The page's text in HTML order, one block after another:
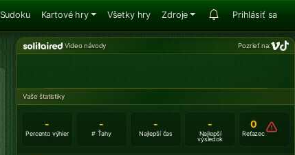
Sudoku Kartové hry Všetky hry Zdroje Prihlásiť sa
Video návody Pozrieť na:
Vaše štatistiky
-
Percento výhier
-
# Ťahy
-
Najlepší čas
-
Najlepší
výsledok
0
Reťazec